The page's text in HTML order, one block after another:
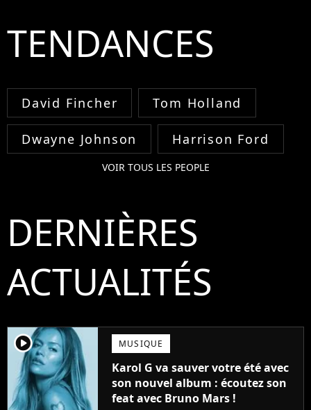
TENDANCES
David Fincher Tom Holland
Dwayne Johnson Harrison Ford
VOIR TOUS LES PEOPLE
DERNIÈRES
ACTUALITÉS
player2 MUSIQUE
Karol G va sauver votre été avec
son nouvel album : écoutez son
feat avec Bruno Mars !